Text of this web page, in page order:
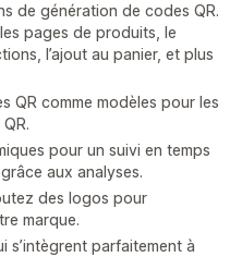
de génération de codes QR.
pages de produits, le
l’ajout au panier, et plus
QR comme modèles pour les
pour un suivi en temps
aux analyses.
des logos pour
marque.
s’intègrent parfaitement à